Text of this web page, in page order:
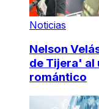
Noticias
Nelson
de Tijera' al
romántico